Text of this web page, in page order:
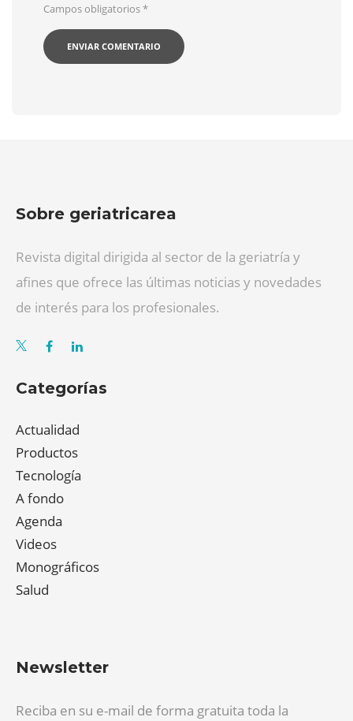
Campos obligatorios*
Sobre geriatricarea
Revista digital dirigida al sector de la geriatría y
afines que ofrece las últimas noticias y novedades
de interés para los profesionales.
Categorías
Actualidad
Productos
Tecnología
A fondo
Agenda
Videos
Monográficos
Salud
Newsletter
Reciba en su e-mail de forma gratuita toda la